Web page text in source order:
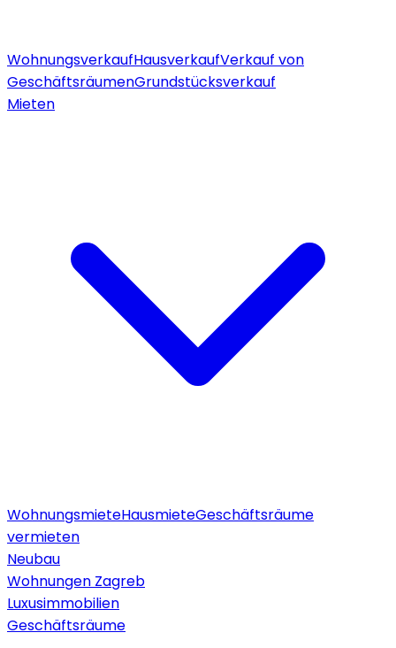
WohnungsverkaufHausverkaufVerkauf von
GeschäftsräumenGrundstücksverkauf
Mieten
WohnungsmieteHausmieteGeschäftsräume
vermieten
Neubau
Wohnungen Zagreb
Luxusimmobilien
Geschäftsräume